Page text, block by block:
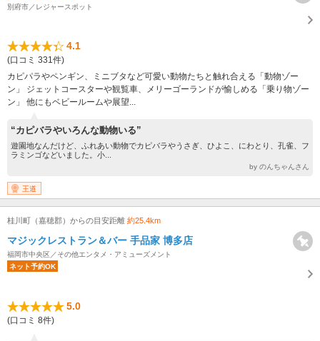
別府市／レジャースポット
4.1
(口コミ 331件)
カピパラやペンギン、ミニブタなど可愛い動物たちと触れ合える「動物ゾー
ン」 ジェットコースターや観覧車、メリーゴーランドが愉しめる「乗り物ゾー
ン」 他にもベビールームや展望...
“カピバラやいろんな動物いる”
遊園地なんだけど、ふれあい動物でカピバラやうさぎ、ひよこ、にわとり、孔雀、フ
ラミンゴなどいました。小...
by のんちゃんさん
王道
桂川町（嘉穂郡）からの目安距離 約25.4km
マジックレストラン＆バー 手品家 博多店
福岡市中央区／その他エンタメ・アミューズメント
ネット予約OK
5.0
(口コミ 8件)